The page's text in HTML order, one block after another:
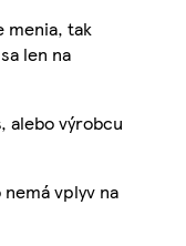
menia, tak
len na
alebo výrobcu
vplyv na